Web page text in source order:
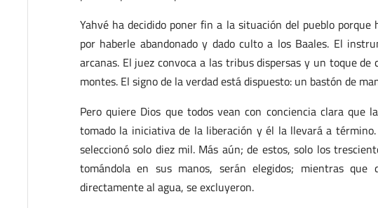
Yahvé ha decidido poner fin a la situación del pueblo
por haberle abandonado y dado culto a los Baales. El
arcanas. El juez convoca a las tribus dispersas y un toque
montes. El signo de la verdad está dispuesto: un bastón de
Pero quiere Dios que todos vean con conciencia clara que
tomado la iniciativa de la liberación y él la llevará a
seleccionó solo diez mil. Más aún; de estos, solo los
tomándola en sus manos, serán elegidos; mientras que
directamente al agua, se excluyeron.